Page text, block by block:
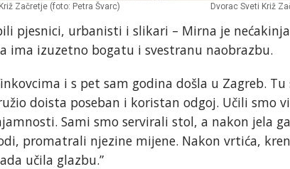
Začretje (foto: Petra Švarc) Dvorac Sveti Križ
pjesnici, urbanisti i slikari – Mirna je
ima izuzetno bogatu i svestranu naobrazbu.
i s pet sam godina došla u Zagreb.
doista poseban i koristan odgoj. Učili smo
Sami smo servirali stol, a nakon jela
promatrali njezine mijene. Nakon vrtića,
učila glazbu.”